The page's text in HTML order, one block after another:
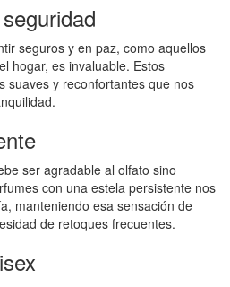
seguros y en paz, como aquellos
hogar, es invaluable. Estos
suaves y reconfortantes que nos
ser agradable al olfato sino
con una estela persistente nos
manteniendo esa sensación de
de retoques frecuentes.